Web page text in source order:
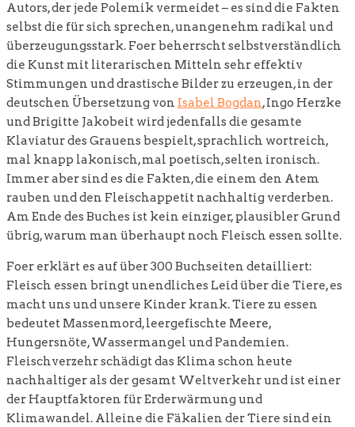
Autors, der jede Polemik vermeidet – es sind die Fakten
selbst die für sich sprechen, unangenehm radikal und
überzeugungsstark. Foer beherrscht selbstverständlich
die Kunst mit literarischen Mitteln sehr effektiv
Stimmungen und drastische Bilder zu erzeugen, in der
deutschen Übersetzung von Isabel Bogdan, Ingo Herzke
und Brigitte Jakobeit wird jedenfalls die gesamte
Klaviatur des Grauens bespielt, sprachlich wortreich,
mal knapp lakonisch, mal poetisch, selten ironisch.
Immer aber sind es die Fakten, die einem den Atem
rauben und den Fleischappetit nachhaltig verderben.
Am Ende des Buches ist kein einziger, plausibler Grund
übrig, warum man überhaupt noch Fleisch essen sollte.
Foer erklärt es auf über 300 Buchseiten detailliert:
Fleisch essen bringt unendliches Leid über die Tiere, es
macht uns und unsere Kinder krank. Tiere zu essen
bedeutet Massenmord, leergefischte Meere,
Hungersnöte, Wassermangel und Pandemien.
Fleischverzehr schädigt das Klima schon heute
nachhaltiger als der gesamt Weltverkehr und ist einer
der Hauptfaktoren für Erderwärmung und
Klimawandel. Alleine die Fäkalien der Tiere sind ein